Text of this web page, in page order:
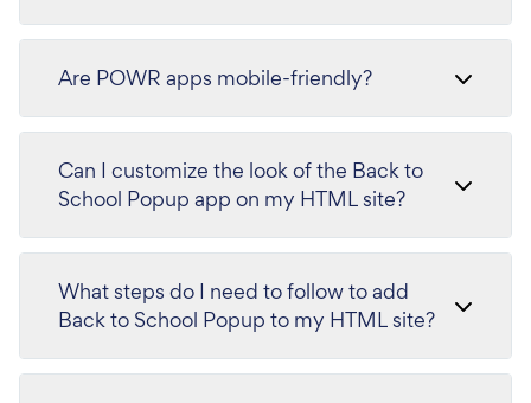
Are POWR apps mobile-friendly?
Can I customize the look of the Back to
School Popup app on my HTML site?
What steps do I need to follow to add
Back to School Popup to my HTML site?